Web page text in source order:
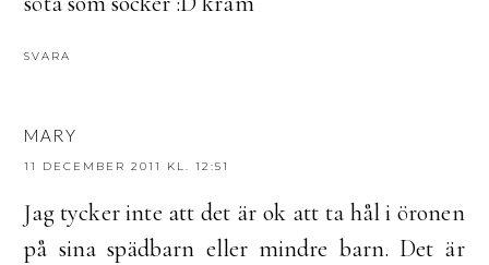
SVARA
MARY
11 DECEMBER 2011 KL. 12:51
Jag tycker inte att det är ok att ta hål i öronen
på sina spädbarn eller mindre barn. Det är